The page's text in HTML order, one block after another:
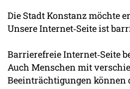
Die Stadt Konstanz möchte
Unsere Internet‐Seite ist
Barrierefreie Internet‐Seite
Auch Menschen mit
Beeinträchtigungen können